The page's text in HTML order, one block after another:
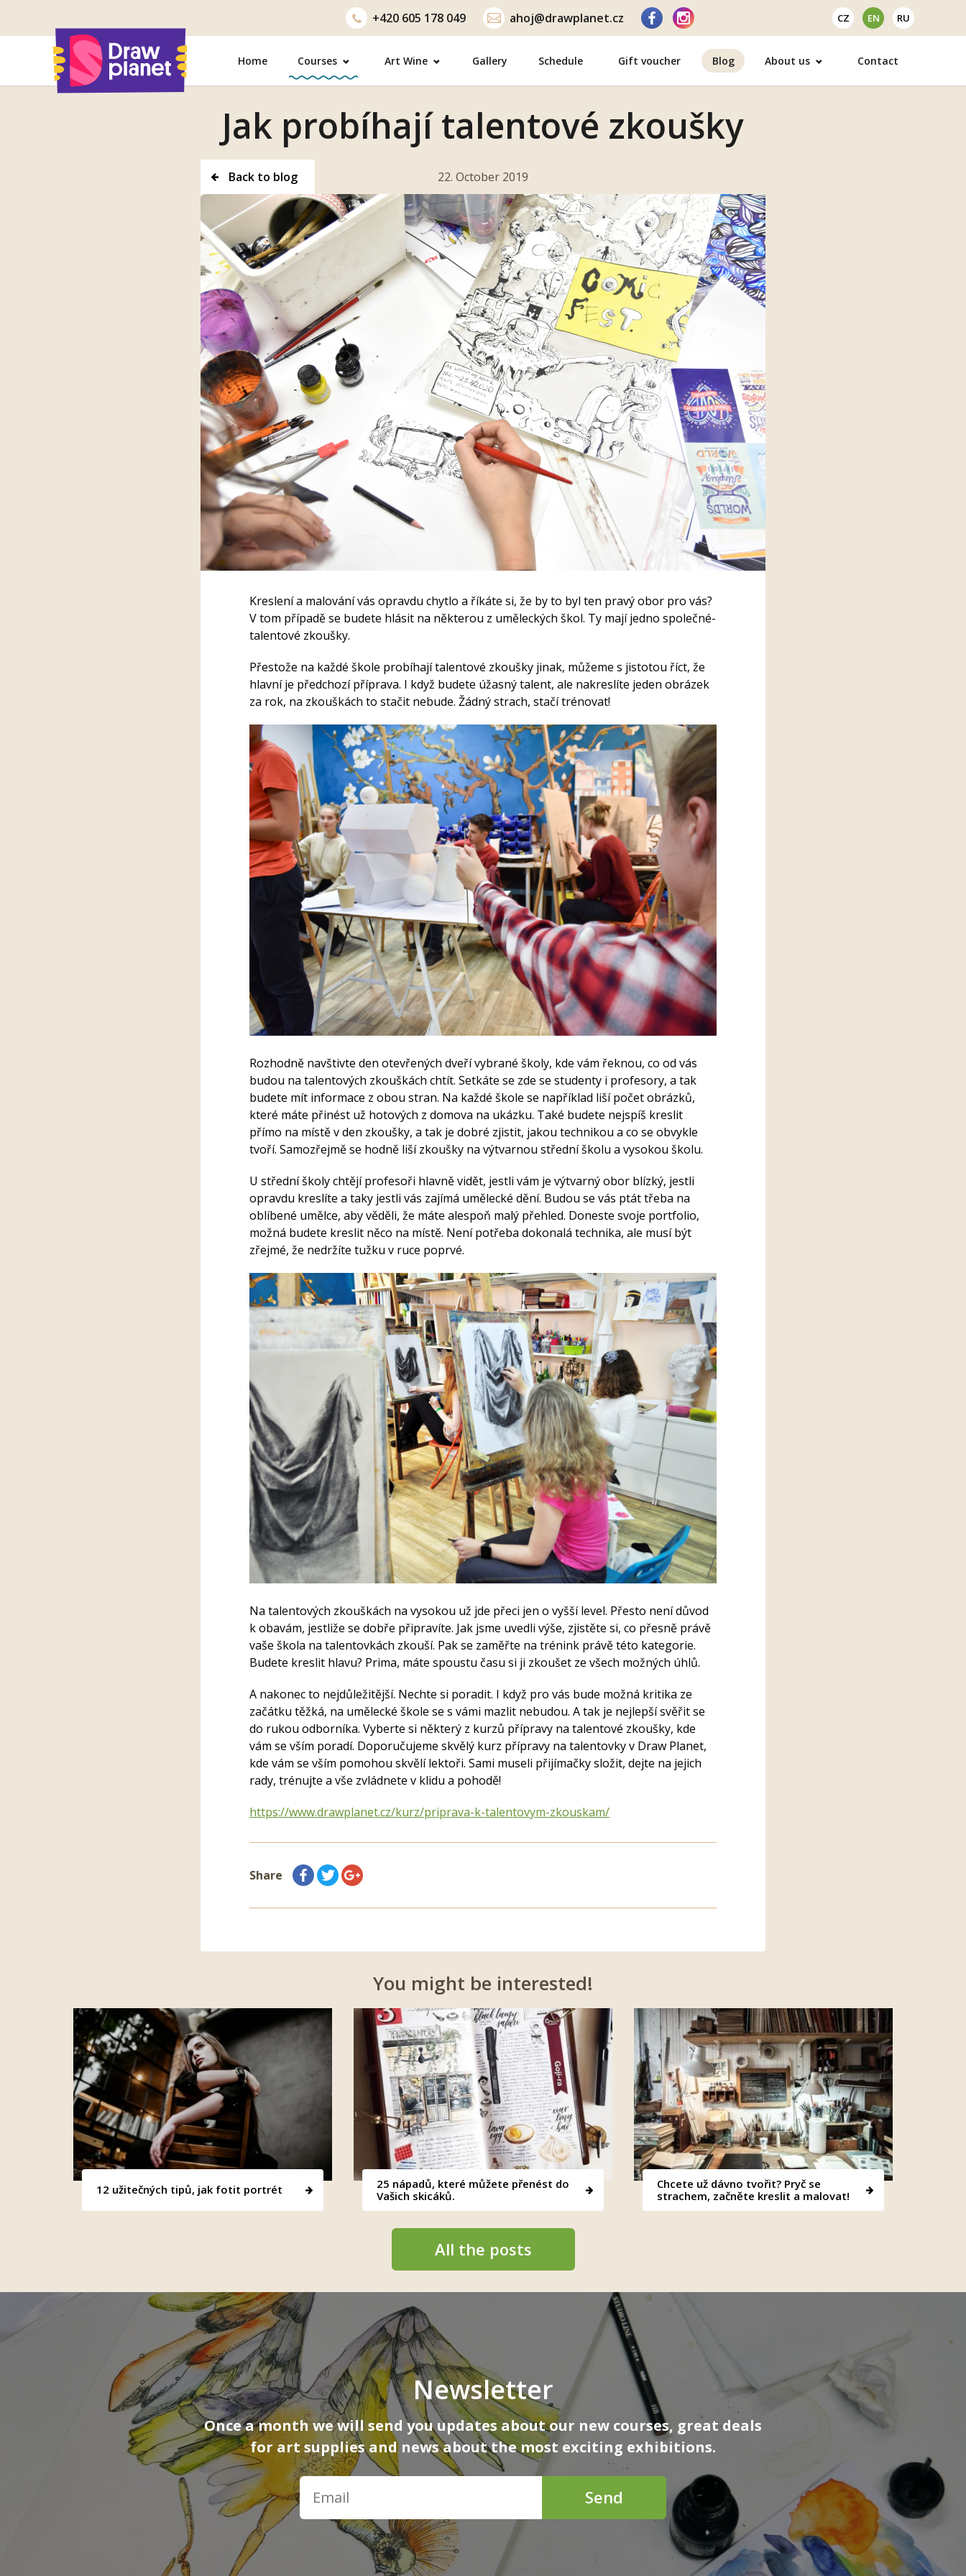
+420 605 178 049 ahoj@drawplanet.cz CZ EN RU
Home Courses Art Wine Gallery Schedule Gift voucher Blog About us Contact
Jak probíhají talentové zkoušky
22. October 2019
Back to blog
Kreslení a malování vás opravdu chytlo a říkáte si, že by to byl ten pravý obor pro vás?
V tom případě se budete hlásit na některou z uměleckých škol. Ty mají jedno společné-
talentové zkoušky.
Přestože na každé škole probíhají talentové zkoušky jinak, můžeme s jistotou říct, že
hlavní je předchozí příprava. I když budete úžasný talent, ale nakreslíte jeden obrázek
za rok, na zkouškách to stačit nebude. Žádný strach, stačí trénovat!
Rozhodně navštivte den otevřených dveří vybrané školy, kde vám řeknou, co od vás
budou na talentových zkouškách chtít. Setkáte se zde se studenty i profesory, a tak
budete mít informace z obou stran. Na každé škole se například liší počet obrázků,
které máte přinést už hotových z domova na ukázku. Také budete nejspíš kreslit
přímo na místě v den zkoušky, a tak je dobré zjistit, jakou technikou a co se obvykle
tvoří. Samozřejmě se hodně liší zkoušky na výtvarnou střední školu a vysokou školu.
U střední školy chtějí profesoři hlavně vidět, jestli vám je výtvarný obor blízký, jestli
opravdu kreslíte a taky jestli vás zajímá umělecké dění. Budou se vás ptát třeba na
oblíbené umělce, aby věděli, že máte alespoň malý přehled. Doneste svoje portfolio,
možná budete kreslit něco na místě. Není potřeba dokonalá technika, ale musí být
zřejmé, že nedržíte tužku v ruce poprvé.
Na talentových zkouškách na vysokou už jde přeci jen o vyšší level. Přesto není důvod
k obavám, jestliže se dobře připravíte. Jak jsme uvedli výše, zjistěte si, co přesně právě
vaše škola na talentovkách zkouší. Pak se zaměřte na trénink právě této kategorie.
Budete kreslit hlavu? Prima, máte spoustu času si ji zkoušet ze všech možných úhlů.
A nakonec to nejdůležitější. Nechte si poradit. I když pro vás bude možná kritika ze
začátku těžká, na umělecké škole se s vámi mazlit nebudou. A tak je nejlepší svěřit se
do rukou odborníka. Vyberte si některý z kurzů přípravy na talentové zkoušky, kde
vám se vším poradí. Doporučujeme skvělý kurz přípravy na talentovky v Draw Planet,
kde vám se vším pomohou skvělí lektoři. Sami museli přijímačky složit, dejte na jejich
rady, trénujte a vše zvládnete v klidu a pohodě!
https://www.drawplanet.cz/kurz/priprava-k-talentovym-zkouskam/
Share
You might be interested!
12 užitečných tipů, jak fotit portrét
25 nápadů, které můžete přenést do
Vašich skicáků.
Chcete už dávno tvořit? Pryč se
strachem, začněte kreslit a malovat!
All the posts
Newsletter
Once a month we will send you updates about our new courses, great deals
for art supplies and news about the most exciting exhibitions.
Send